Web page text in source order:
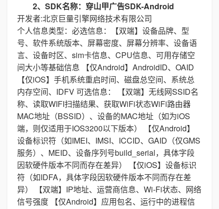
2、SDK名称：穿山甲广告SDK-Android
开发者:北京巨量引擎网络技术有限公司
个人信息类型：必选信息：【双端】设备品牌、型
号、软件系统版本、屏幕密度、屏幕分辨率、设备语
言、设备时区、sim卡信息、CPU信息、可用存储空
间大小等基础信息 【仅Android】AndroidID、OAID
【仅iOS】手机系统重启时间、磁盘总空间、系统总
内存空间、IDFV 可选信息： 【双端】无线网SSID名
称、读取WIFI扫描结果、获取WiFi状态WiFi路由器
MAC地址（BSSID）、设备的MAC地址（如为iOS
端，则仅适用于IOS3200以下版本） 【仅Android】
设备标识符（如IMEI、IMSI、ICCID、GAID（仅GMS
服务）、MEID、设备序列号build_serial，具体字段
因软硬件版本不同而存在差异） 【仅iOS】设备标识
符（如IDFA，具体字段因软硬件版本不同而存在差
异） 【双端】IP地址、运营商信息、Wi-Fi状态、网络
信号强度 【仅Android】应用包名、运行中的进程信